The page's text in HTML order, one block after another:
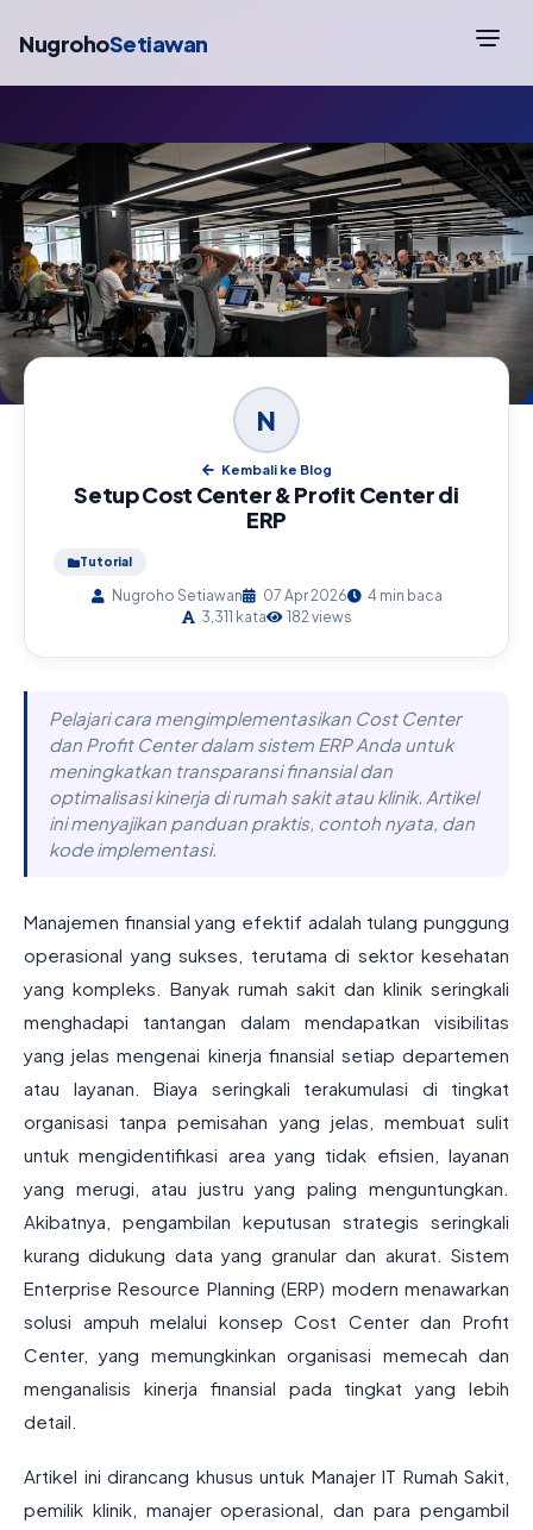
NugrohoSetiawan
N
Kembali ke Blog
Setup Cost Center & Profit Center di
ERP
Tutorial
Nugroho Setiawan 07 Apr 2026
4 min baca
3,311 kata
182 views
Pelajari cara mengimplementasikan Cost Center
dan Profit Center dalam sistem ERP Anda untuk
meningkatkan transparansi finansial dan
optimalisasi kinerja di rumah sakit atau klinik. Artikel
ini menyajikan panduan praktis, contoh nyata, dan
kode implementasi.
Manajemen finansial yang efektif adalah tulang punggung
operasional yang sukses, terutama di sektor kesehatan
yang kompleks. Banyak rumah sakit dan klinik seringkali
menghadapi tantangan dalam mendapatkan visibilitas
yang jelas mengenai kinerja finansial setiap departemen
atau layanan. Biaya seringkali terakumulasi di tingkat
organisasi tanpa pemisahan yang jelas, membuat sulit
untuk mengidentifikasi area yang tidak efisien, layanan
yang merugi, atau justru yang paling menguntungkan.
Akibatnya, pengambilan keputusan strategis seringkali
kurang didukung data yang granular dan akurat. Sistem
Enterprise Resource Planning (ERP) modern menawarkan
solusi ampuh melalui konsep Cost Center dan Profit
Center, yang memungkinkan organisasi memecah dan
menganalisis kinerja finansial pada tingkat yang lebih
detail.
Artikel ini dirancang khusus untuk Manajer IT Rumah Sakit,
pemilik klinik, manajer operasional, dan para pengambil